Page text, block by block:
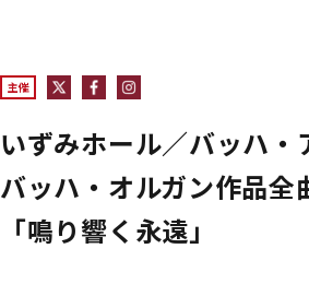
主催
いずみホール／バッハ
バッハ・オルガン作品
「鳴り響く永遠」